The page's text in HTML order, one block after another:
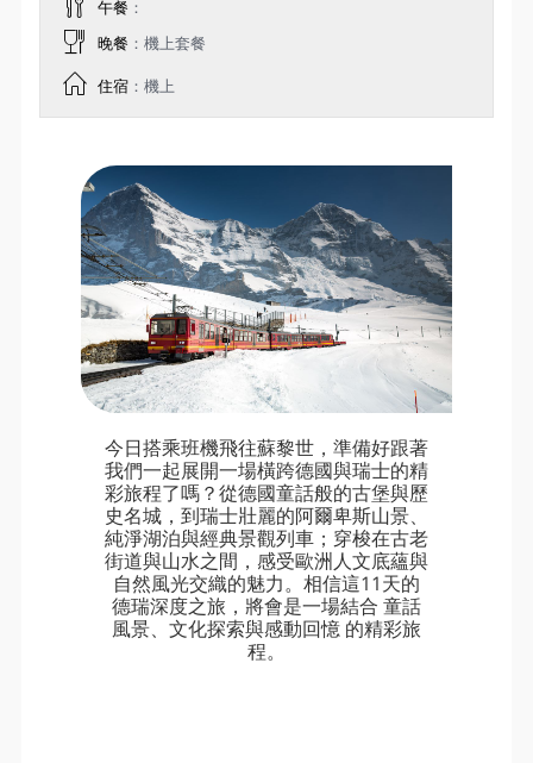
午餐 ：
晚餐 ：機上套餐
住宿：機上
今日搭乘班機飛往蘇黎世，準備好跟著
我們一起展開一場橫跨德國與瑞士的精
彩旅程了嗎？從德國童話般的古堡與歷
史名城，到瑞士壯麗的阿爾卑斯山景、
純淨湖泊與經典景觀列車；穿梭在古老
街道與山水之間，感受歐洲人文底蘊與
自然風光交織的魅力。相信這11天的
德瑞深度之旅，將會是一場結合 童話
風景、文化探索與感動回憶 的精彩旅
程。